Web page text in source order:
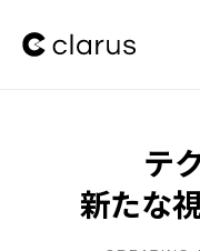
テ
新たな